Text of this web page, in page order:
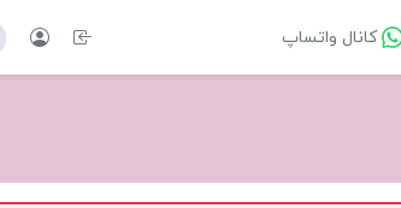
کانال واتساپ